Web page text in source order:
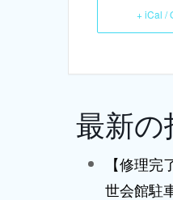
+ iCal /
最新の
【修理完
世会館駐